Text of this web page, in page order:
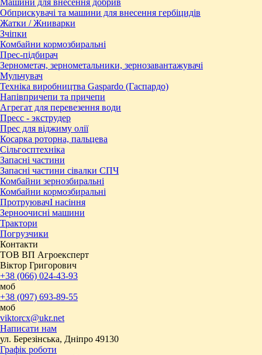
Обприскувачі та машини для внесення гербіцидів
Жатки / Жниварки
Зчіпки
Комбайни кормозбиральні
Прес-підбирач
Зернометач, зернометальники, зернозавантажувачі
Мульчувач
Техніка виробництва Gaspardo (Гаспардо)
Напівпричепи та причепи
Агрегат для перевезення води
Пресc - экструдер
Прес для віджиму олії
Косарка роторна, пальцева
Сільгосптехніка
Запасні частини
Запасні частини сівалки СПЧ
Комбайни зернозбиральні
Комбайни кормозбиральні
ПротруювачІ насіння
Зерноочисні машини
Трактори
Погрузчики
Контакти
ТОВ ВП Агроексперт
Віктор Григорович
+38 (066) 024-43-93
моб
+38 (097) 693-89-55
моб
viktorcx@ukr.net
Написати нам
ул. Березінська, Дніпро 49130
Графік роботи